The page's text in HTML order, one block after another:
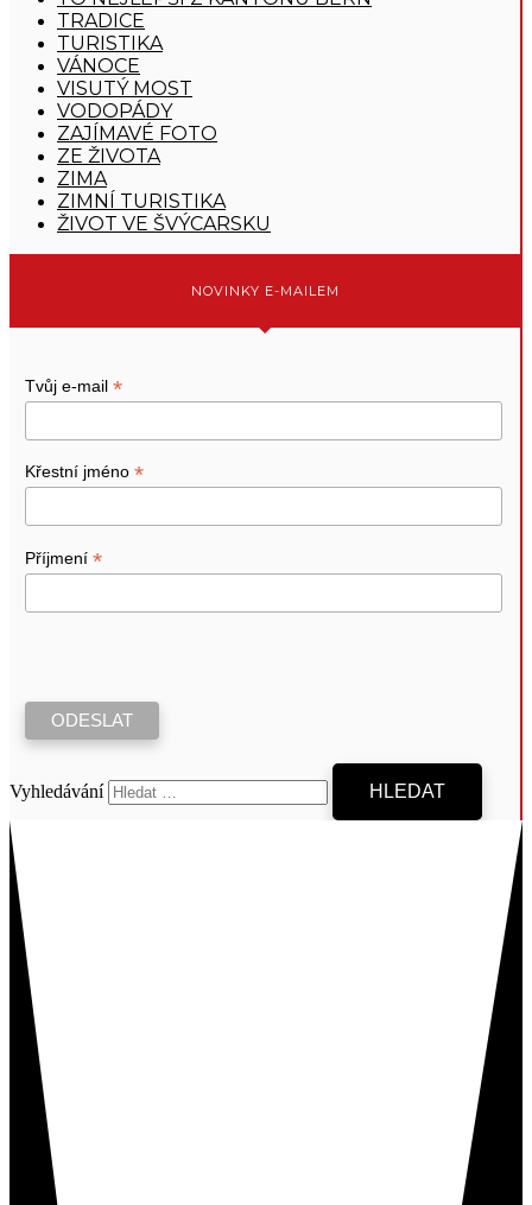
TRADICE
TURISTIKA
VÁNOCE
VISUTÝ MOST
VODOPÁDY
ZAJÍMAVÉ FOTO
ZE ŽIVOTA
ZIMA
ZIMNÍ TURISTIKA
ŽIVOT VE ŠVÝCARSKU
NOVINKY E-MAILEM
Tvůj e-mail *
Křestní jméno *
Příjmení *
Vyhledávání